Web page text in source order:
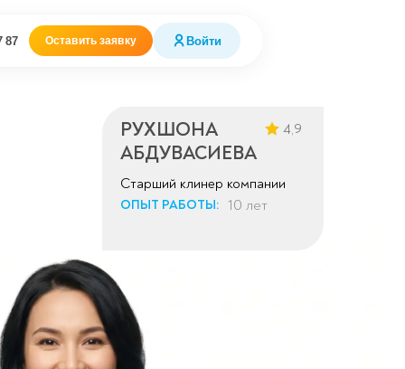
87 Оставить заявку Войти
РУХШОНА
АБДУВАСИЕВА
Старший клинер компании
ОПЫТ РАБОТЫ: 10 лет
4,9